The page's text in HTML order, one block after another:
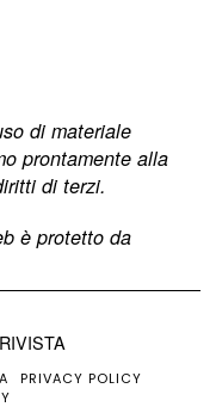
di materiale
prontamente alla
di terzi.
è protetto da
PRIVACY POLICY